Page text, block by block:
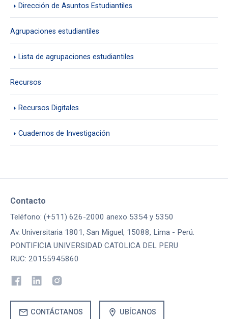
Dirección de Asuntos Estudiantiles
Agrupaciones estudiantiles
Lista de agrupaciones estudiantiles
Recursos
Recursos Digitales
Cuadernos de Investigación
Contacto
Teléfono: (+511) 626-2000 anexo 5354 y 5350
Av. Universitaria 1801, San Miguel, 15088, Lima - Perú.
PONTIFICIA UNIVERSIDAD CATOLICA DEL PERU
RUC: 20155945860
mail CONTÁCTANOS location_on UBÍCANOS